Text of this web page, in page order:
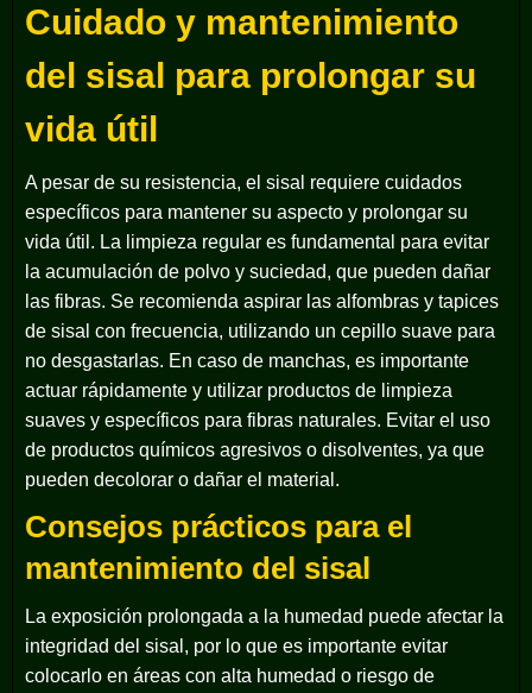
Cuidado y mantenimiento
del sisal para prolongar su
vida útil
A pesar de su resistencia, el sisal requiere cuidados
específicos para mantener su aspecto y prolongar su
vida útil. La limpieza regular es fundamental para evitar
la acumulación de polvo y suciedad, que pueden dañar
las fibras. Se recomienda aspirar las alfombras y tapices
de sisal con frecuencia, utilizando un cepillo suave para
no desgastarlas. En caso de manchas, es importante
actuar rápidamente y utilizar productos de limpieza
suaves y específicos para fibras naturales. Evitar el uso
de productos químicos agresivos o disolventes, ya que
pueden decolorar o dañar el material.
Consejos prácticos para el
mantenimiento del sisal
La exposición prolongada a la humedad puede afectar la
integridad del sisal, por lo que es importante evitar
colocarlo en áreas con alta humedad o riesgo de